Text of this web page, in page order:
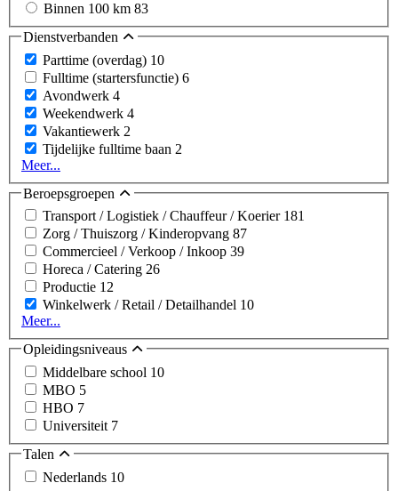
Binnen 100 km 83
Dienstverbanden
Parttime (overdag) 10
Fulltime (startersfunctie) 6
Avondwerk 4
Weekendwerk 4
Vakantiewerk 2
Tijdelijke fulltime baan 2
Meer...
Beroepsgroepen
Transport / Logistiek / Chauffeur / Koerier 181
Zorg / Thuiszorg / Kinderopvang 87
Commercieel / Verkoop / Inkoop 39
Horeca / Catering 26
Productie 12
Winkelwerk / Retail / Detailhandel 10
Meer...
Opleidingsniveaus
Middelbare school 10
MBO 5
HBO 7
Universiteit 7
Talen
Nederlands 10